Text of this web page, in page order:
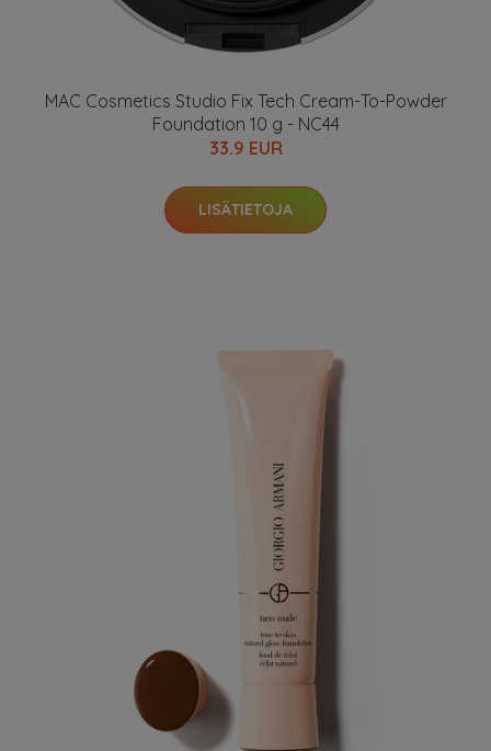
MAC Cosmetics Studio Fix Tech Cream-To-Powder
Foundation 10 g - NC44
33.9 EUR
LISÄTIETOJA